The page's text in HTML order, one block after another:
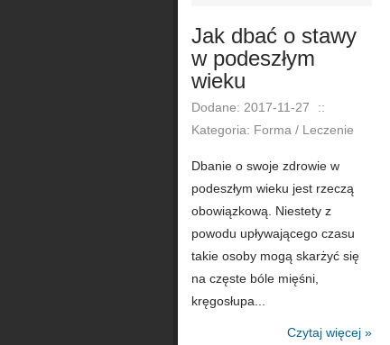
Jak dbać o stawy
w podeszłym
wieku
Dodane: 2017-11-27
::
Kategoria: Forma / Leczenie
Dbanie o swoje zdrowie w
podeszłym wieku jest rzeczą
obowiązkową. Niestety z
powodu upływającego czasu
takie osoby mogą skarżyć się
na częste bóle mięśni,
kręgosłupa...
Czytaj więcej »